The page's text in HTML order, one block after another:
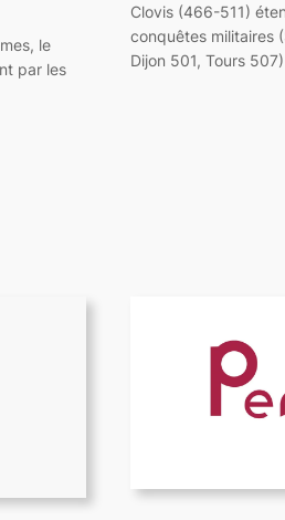
le
par les
Clovis (466-511)
conquêtes militaires
Dijon 501, Tours 507)